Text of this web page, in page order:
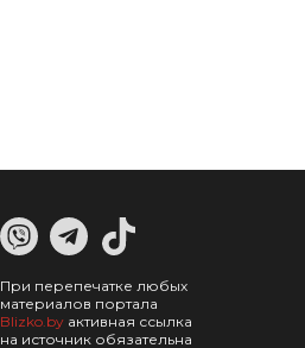
При перепечатке любых
материалов портала
Blizko.by активная ссылка
на источник обязательна